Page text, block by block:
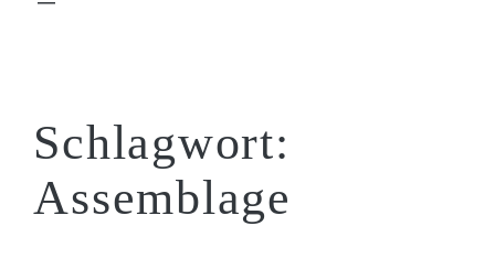
Schlagwort:
Assemblage